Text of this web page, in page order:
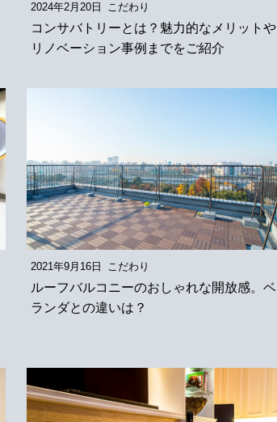
2024年2月20日 こだわり
コンサバトリーとは？魅力的なメリットや
リノベーション事例までをご紹介
2021年9月16日 こだわり
ルーフバルコニーのおしゃれな開放感。ベ
ランダとの違いは？